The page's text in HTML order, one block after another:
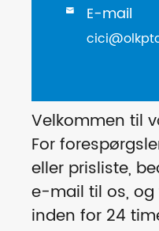
 E-mail
Velkommen til
For
eller prisliste,
e-mail til os, og
inden for 24